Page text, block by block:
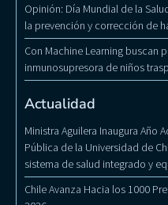
Opinión: Día Mundial de la
la prevención y corrección de
Con Machine Learning buscan
inmunosupresora de niños
Actualidad
Ministra Aguilera Inaugura Año
Pública de la Universidad de
sistema de salud integrado y
Chile Avanza Hacia los 1000